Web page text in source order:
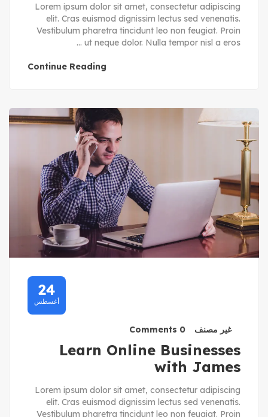
Lorem ipsum dolor sit amet, consectetur adipiscing
elit. Cras euismod dignissim lectus sed venenatis.
Vestibulum pharetra tincidunt leo non feugiat. Proin
ut neque dolor. Nulla tempor nisl a eros ...
Continue Reading
24
أغسطس
غير مصنف 0 Comments
Learn Online Businesses
with James
Lorem ipsum dolor sit amet, consectetur adipiscing
elit. Cras euismod dignissim lectus sed venenatis.
Vestibulum pharetra tincidunt leo non feugiat. Proin